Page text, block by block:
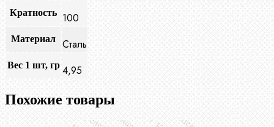
Кратность 100
Материал Сталь
Вес 1 шт, гр 4,95
Похожие товары